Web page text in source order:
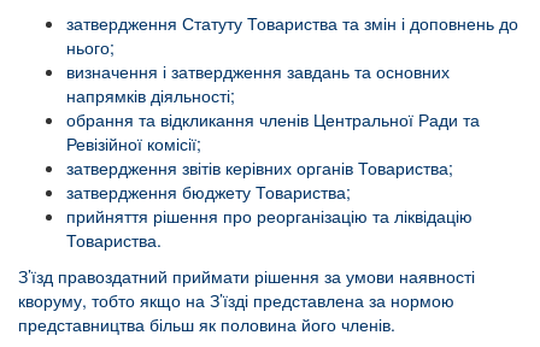
затвердження Статуту Товариства та змін і доповнень до
нього;
визначення і затвердження завдань та основних
напрямків діяльності;
обрання та відкликання членів Центральної Ради та
Ревізійної комісії;
затвердження звітів керівних органів Товариства;
затвердження бюджету Товариства;
прийняття рішення про реорганізацію та ліквідацію
Товариства.
З’їзд правоздатний приймати рішення за умови наявності
кворуму, тобто якщо на З’їзді представлена за нормою
представництва більш як половина його членів.